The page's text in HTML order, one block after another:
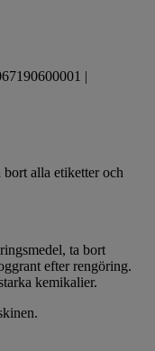
|
alla etiketter och
ta bort
efter rengöring.
kemikalier.